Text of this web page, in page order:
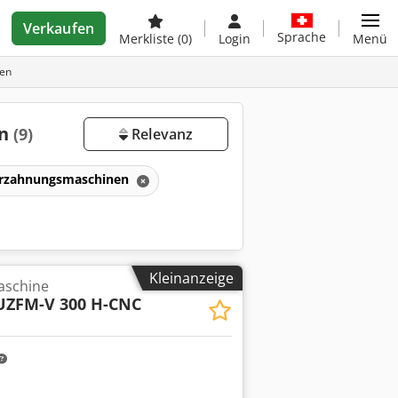
Verkaufen
Merkliste (0) Login Sprache Menü
(9) Relevanz
Kleinanzeige
V 300 H-CNC